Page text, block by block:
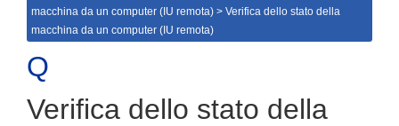
macchina da un computer (IU remota) > Verifica dello stato della
macchina da un computer (IU remota)
Verifica dello stato della